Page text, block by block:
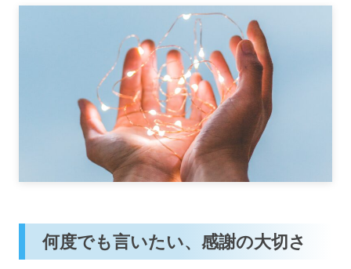
何度でも言いたい、感謝の大切さ